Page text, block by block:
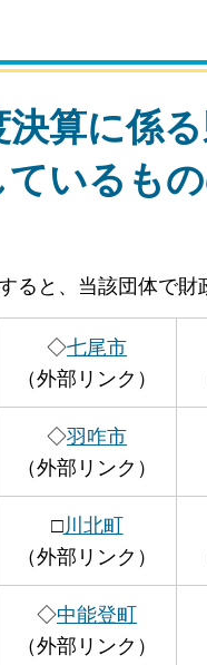
算に係
いるもの
ると、当該団体で財
◇七尾市
（外部リンク）
◇羽咋市
（外部リンク）
□川北町
（外部リンク）
◇中能登町
（外部リンク）